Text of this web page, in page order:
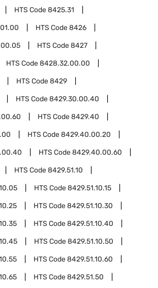
HTS Code8425.31
HTS Code8426
HTS Code8427
HTS Code8428.32.00.00
HTS Code8429
HTS Code8429.30.00.40
HTS Code8429.40
HTS Code8429.40.00.20
HTS Code8429.40.00.60
HTS Code8429.51.10
HTS Code8429.51.10.15
HTS Code8429.51.10.30
HTS Code8429.51.10.40
HTS Code8429.51.10.50
HTS Code8429.51.10.60
HTS Code8429.51.50